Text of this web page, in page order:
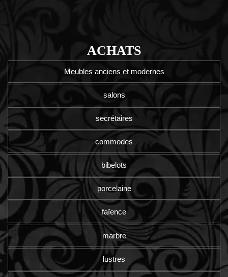
ACHATS
Meubles anciens et modernes
salons
secrétaires
commodes
bibelots
porcelaine
faïence
marbre
lustres